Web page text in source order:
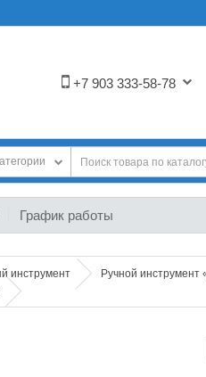
+7 903 333-58-78
График работы
инструмент Ручной